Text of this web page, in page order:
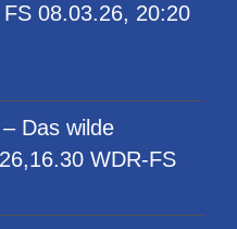
08.03.26, 20:20
Das wilde
WDR-FS